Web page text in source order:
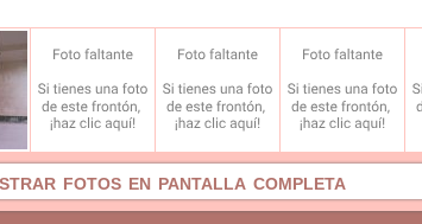
fotos en pantalla completa